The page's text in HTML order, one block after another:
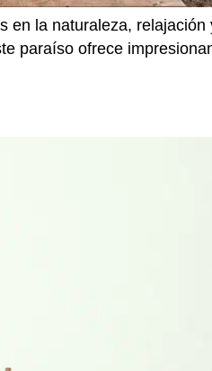
la naturaleza,
paraíso ofrece